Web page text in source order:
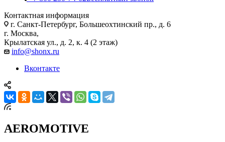
Контактная информация
г. Санкт-Петербург, Большеохтинский пр., д. 6
г. Москва,
Крылатская ул., д. 2, к. 4 (2 этаж)
info@shonx.ru
Вконтакте
AEROMOTIVE